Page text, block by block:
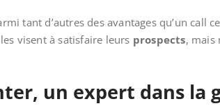
tant d’autres des avantages qu’un call
visent à satisfaire leurs prospects, mais
un expert dans la